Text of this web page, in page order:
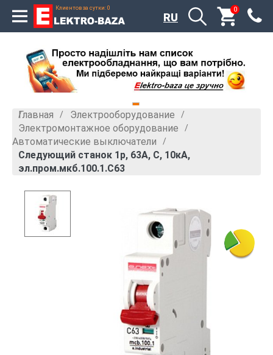
Клиентов за сутки: 0 0
RU
Главная » Электрооборудование »
Электромонтажное оборудование »
Автоматические выключатели »
Следующий станок 1p, 63А, С, 10кА,
эл.пром.мкб.100.1.С63